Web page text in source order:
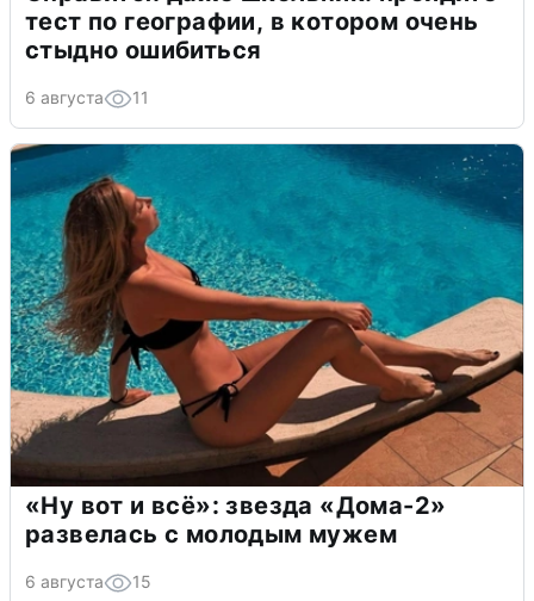
тест по географии, в котором очень
стыдно ошибиться
6 августа 11
«Ну вот и всё»: звезда «Дома-2»
развелась с молодым мужем
6 августа 15